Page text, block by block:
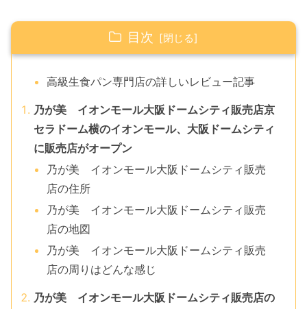
目次
高級生食パン専門店の詳しいレビュー記事
乃が美 イオンモール大阪ドームシティ販売店京
セラドーム横のイオンモール、大阪ドームシティ
に販売店がオープン
乃が美 イオンモール大阪ドームシティ販売
店の住所
乃が美 イオンモール大阪ドームシティ販売
店の地図
乃が美 イオンモール大阪ドームシティ販売
店の周りはどんな感じ
乃が美 イオンモール大阪ドームシティ販売店の